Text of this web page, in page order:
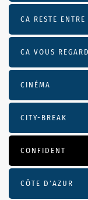
CA RESTE ENTRE
CA VOUS
CINÉMA
CITY-BREAK
CONFIDENT
CÔTE D’AZUR